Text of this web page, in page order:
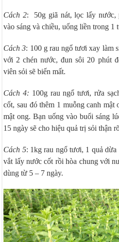
Cách 2: 50g giã nát, lọc lấy
vào sáng và chiều, uống liền trong 1
Cách 3: 100 g rau ngổ tươi xay làm
với 2 chén nước, đun sôi 20 phút
viên sỏi sẽ biến mất.
Cách 4: 100g rau ngổ tươi, rửa
cốt, sau đó thêm 1 muỗng canh
mật ong. Bạn uống vào buổi sáng
15 ngày sẽ cho hiệu quả trị sỏi thận
Cách 5: 1kg rau ngổ tươi, 1 quả
vắt lấy nước cốt rồi hòa chung với
dùng từ 5 – 7 ngày.